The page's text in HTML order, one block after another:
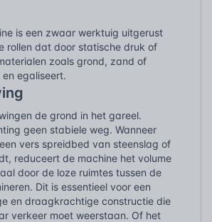
is een zwaar werktuig uitgerust
rollen dat door statische druk of
zoals grond, zand of
egaliseert.
de grond in het gareel.
geen stabiele weg. Wanneer
vers spreidbed van steenslag of
reduceert de machine het volume
door de loze ruimtes tussen de
Dit is essentieel voor een
en draagkrachtige constructie die
verkeer moet weerstaan. Of het